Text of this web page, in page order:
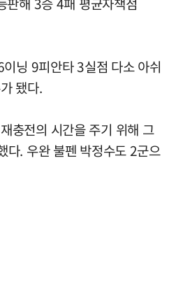
닝 9피안타 3실점 다소 아쉬
됐다.
충전의 시간을 주기 위해 그
다. 우완 불펜 박정수도 2군으